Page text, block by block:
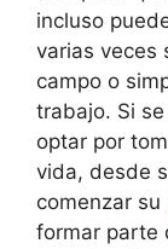
incluso
varias veces
campo o
trabajo. Si
optar por
vida, desde
comenzar su
formar parte